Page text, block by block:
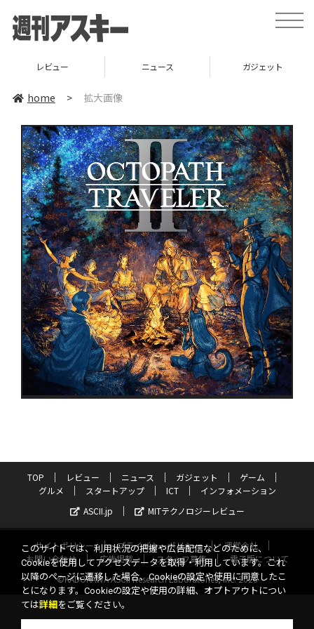
toggle
レビュー ニュース ガジェット
home > 拡大画像
TOP レビュー ニュース ガジェット
ゲーム
グルメ
スタートアップ ICT
インフォメーション
ASCII.jp
MITテクノロジーレビュー
サイトポリシー プライバシーポリシー
運営会社
お問い合わせ
広告掲載 スタッフ募集
電子版について
©KADOKAWA ASCII Research Laboratories, Inc. 2026
このサイトでは、利用状況の把握や広告配信などのために、
Cookieを使用してアクセスデータを取得・利用しています。これ
以降のページに遷移した場合、Cookieの設定や使用に同意したこ
とになります。Cookieの設定や使用の詳細、オプトアウトについ
ては詳細 をご覧ください。